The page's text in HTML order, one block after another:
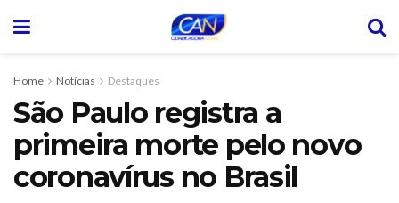
Home Notícias Destaques
São Paulo registra a
primeira morte pelo novo
coronavírus no Brasil